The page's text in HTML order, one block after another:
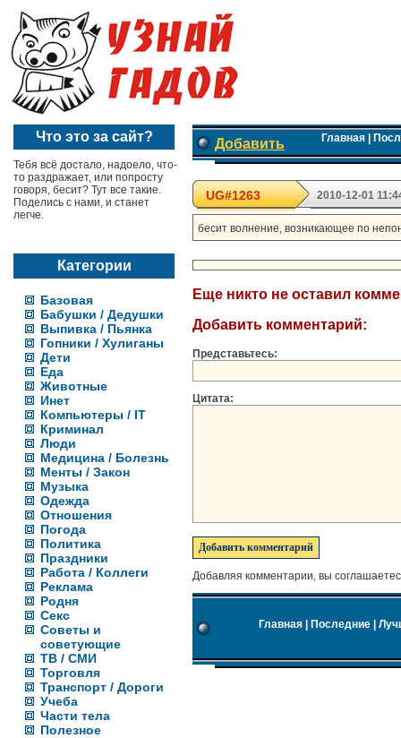
Что это за сайт?
Тебя всё достало, надоело, что-
то раздражает, или попросту
говоря, бесит? Тут все такие.
Поделись с нами, и станет
легче.
Категории
Базовая
Бабушки / Дедушки
Выпивка / Пьянка
Гопники / Хулиганы
Дети
Еда
Животные
Инет
Компьютеры / IT
Криминал
Люди
Медицина / Болезнь
Менты / Закон
Музыка
Одежда
Отношения
Погода
Политика
Праздники
Работа / Коллеги
Реклама
Родня
Секс
Советы и
советующие
ТВ / СМИ
Торговля
Транспорт / Дороги
Учеба
Части тела
Полезное
Добавить Главная|
UG#1263 2010-12-01
бесит волнение, возникающее по
Еще никто не оставил
Добавить комментарий:
Представьтесь:
Цитата:
Добавляя комментарии, вы
Главная Последние